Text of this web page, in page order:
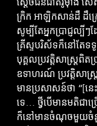
ក្រិក អាឡិកសាន់ដឺ ដឹក្
សូម្បីតែអ្នកប្រាជ្ញល្បី
គ្រីស្ទបរិស័ទក៏នៅតែទ
បុគ្គលប្រវត្តិសាស្ត្រពិត
ឧទាហរណ៍ ប្រវត្តិសាស្
មានប្រសាសន៍ថា “[នេ
ទេ… ថ្វីបើមានមតិជ
ក៏នៅមានចំណុចមួយចំ